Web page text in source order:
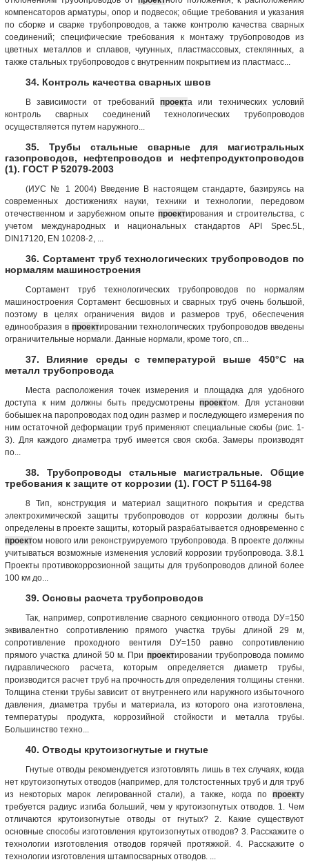
компенсаторов арматуры, опор и подвесок; общие требования и указания
по сборке и сварке трубопроводов, а также контролю качества сварных
соединений; специфические требования к монтажу трубопроводов из
цветных металлов и сплавов, чугунных, пластмассовых, стеклянных, а
также стальных трубопроводов с внутренним покрытием из пластмасс...
34. Контроль качества сварных швов
В зависимости от требованийпроекта или технических условий
контроль сварных соединений технологических трубопроводов
осуществляется путем наружного...
35. Трубы стальные сварные для магистральных
газопроводов, нефтепроводов и нефтепродуктопроводов
(1). ГОСТ Р 52079-2003
(ИУС № 1 2004) Введение В настоящем стандарте, базируясь на
современных достижениях науки, техники и технологии, передовом
отечественном и зарубежном опытепроектирования и строительства, с
учетом международных и национальных стандартов API Spec.5L,
DIN17120, EN 10208-2, ...
36. Сортамент труб технологических трубопроводов по
нормалям машиностроения
Сортамент труб технологических трубопроводов по нормалям
машиностроения Сортамент бесшовных и сварных труб очень большой,
поэтому в целях ограничения видов и размеров труб, обеспечения
единообразия в проектировании технологических трубопроводов введены
ограничительные нормали. Данные нормали, кроме того, сп...
37. Влияние среды с температурой выше 450°С на
металл трубопровода
Места расположения точек измерения и площадка для удобного
доступа к ним должны быть предусмотрены проектом. Для установки
бобышек на паропроводах под один размер и последующего измерения по
ним остаточной деформации труб применяют специальные скобы (рис. 1-
3). Для каждого диаметра труб имеется своя скоба. Замеры производят
по...
38. Трубопроводы стальные магистральные. Общие
требования к защите от коррозии (1). ГОСТ Р 51164-98
8 Тип, конструкция и материал защитного покрытия и средства
электрохимической защиты трубопроводов от коррозии должны быть
определены в проекте защиты, который разрабатывается одновременно с
проектом нового или реконструируемого трубопровода. В проекте должны
учитываться возможные изменения условий коррозии трубопровода. 3.8.1
Проекты противокоррозионной защиты для трубопроводов длиной более
100 км до...
39. Основы расчета трубопроводов
Так, например, сопротивление сварного секционного отвода DУ=150
эквивалентно сопротивлению прямого участка трубы длиной 29 м,
сопротивление проходного вентиля DУ=150 равно сопротивлению
прямого участка длиной 50 м. При проектировании трубопровода помимо
гидравлического расчета, которым определяется диаметр трубы,
производится расчет труб на прочность для определения толщины стенки.
Толщина стенки трубы зависит от внутреннего или наружного избыточного
давления, диаметра трубы и материала, из которого она изготовлена,
температуры продукта, коррозийной стойкости и металла трубы.
Большинство техно...
40. Отводы крутоизогнутые и гнутые
Гнутые отводы рекомендуется изготовлять лишь в тех случаях, когда
нет крутоизогнутых отводов (например, для толстостенных труб и для труб
из некоторых марок легированной стали), а также, когда по проекту
требуется радиус изгиба больший, чем у крутоизогнутых отводов. 1. Чем
отличаются крутоизогнутые отводы от гнутых? 2. Какие существуют
основные способы изготовления крутоизогнутых отводов? 3. Расскажите о
технологии изготовления отводов горячей протяжкой. 4. Расскажите о
технологии изготовления штампосварных отводов. ...